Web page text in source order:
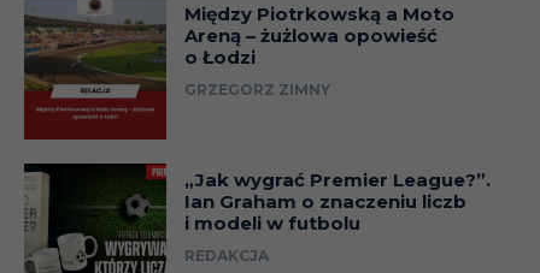
Między Piotrkowską a Moto
Areną – żużlowa opowieść
o Łodzi
GRZEGORZ ZIMNY
„Jak wygrać Premier League?”.
Ian Graham o znaczeniu liczb
i modeli w futbolu
REDAKCJA